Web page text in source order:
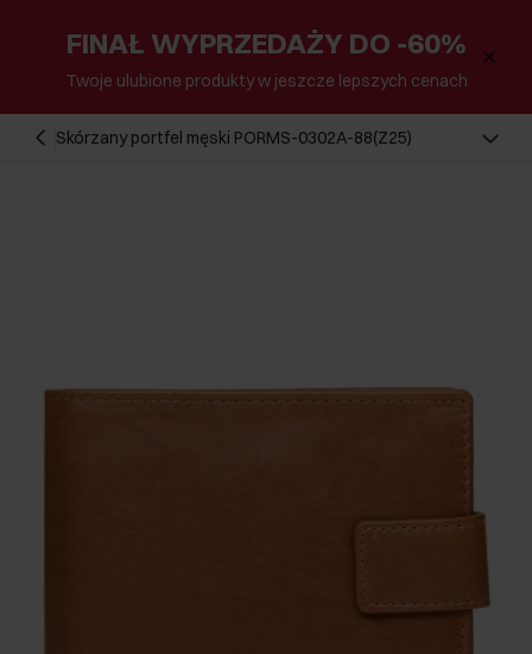
FINAŁ WYPRZEDAŻY DO -60%
Twoje ulubione produkty w jeszcze lepszych cenach
Skórzany portfel męski PORMS-0302A-88(Z25)